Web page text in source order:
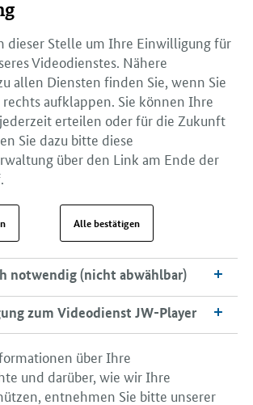
dieser Stelle um Ihre Einwilligung für
Videodienstes. Nähere
allen Diensten finden Sie, wenn Sie
aufklappen. Sie können Ihre
erteilen oder für die Zukunft
Sie dazu bitte diese
über den Link am Ende der
Alle bestätigen
(nicht abwählbar)
notwendig (nicht abwählbar)
zum Videodienst JW-Player
zum Videodienst JW-Player
über Ihre
und darüber, wie wir Ihre
entnehmen Sie bitte unserer